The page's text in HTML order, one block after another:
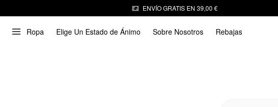
ENVÍO GRATIS EN 39,00 €
Ropa Elige Un Estado de Ánimo Sobre Nosotros Rebajas